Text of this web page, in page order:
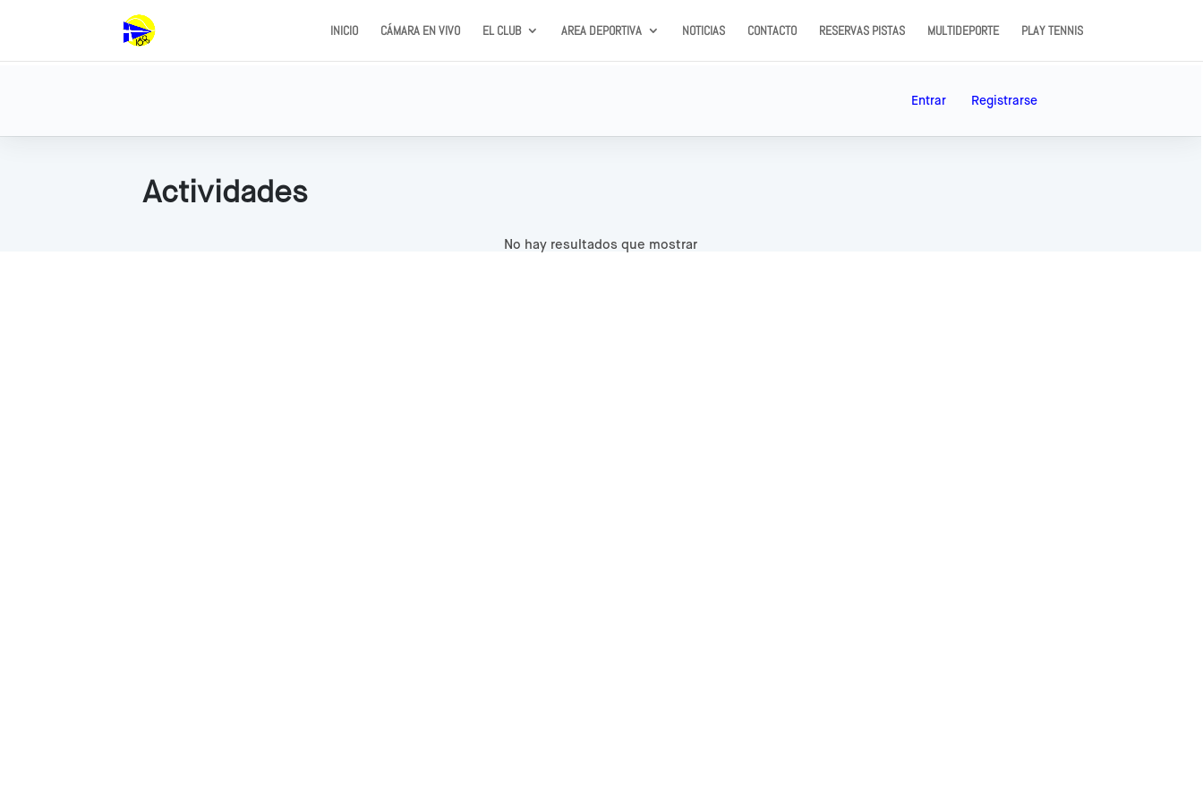
INICIO CÁMARA EN VIVO EL CLUB AREA DEPORTIVA NOTICIAS CONTACTO RESERVAS PISTAS MULTIDEPORTE PLAY TENNIS